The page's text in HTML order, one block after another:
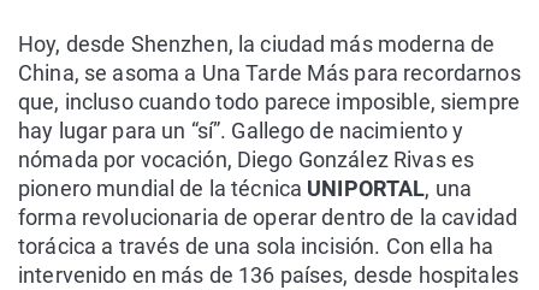
Hoy, desde Shenzhen, la ciudad más moderna de
China, se asoma a Una Tarde Más para recordarnos
que, incluso cuando todo parece imposible, siempre
hay lugar para un “sí”. Gallego de nacimiento y
nómada por vocación, Diego González Rivas es
pionero mundial de la técnica UNIPORTAL, una
forma revolucionaria de operar dentro de la cavidad
torácica a través de una sola incisión. Con ella ha
intervenido en más de 136 países, desde hospitales